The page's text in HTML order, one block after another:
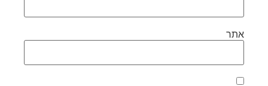
אתר